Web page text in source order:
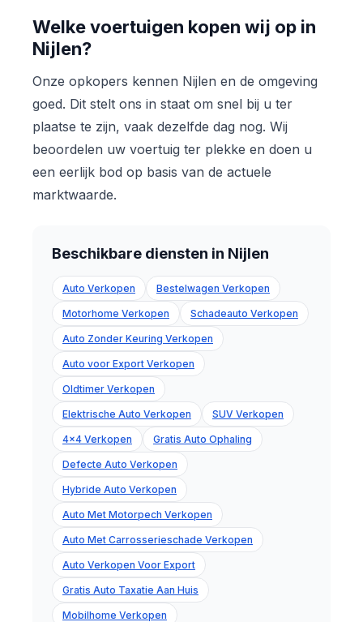
Welke voertuigen kopen wij op in
Nijlen?
Onze opkopers kennen Nijlen en de omgeving
goed. Dit stelt ons in staat om snel bij u ter
plaatse te zijn, vaak dezelfde dag nog. Wij
beoordelen uw voertuig ter plekke en doen u
een eerlijk bod op basis van de actuele
marktwaarde.
Beschikbare diensten in Nijlen
Auto Verkopen Bestelwagen Verkopen
Motorhome Verkopen Schadeauto Verkopen
Auto Zonder Keuring Verkopen
Auto voor Export Verkopen
Oldtimer Verkopen
Elektrische Auto Verkopen SUV Verkopen
4x4 Verkopen Gratis Auto Ophaling
Defecte Auto Verkopen
Hybride Auto Verkopen
Auto Met Motorpech Verkopen
Auto Met Carrosserieschade Verkopen
Auto Verkopen Voor Export
Gratis Auto Taxatie Aan Huis
Mobilhome Verkopen